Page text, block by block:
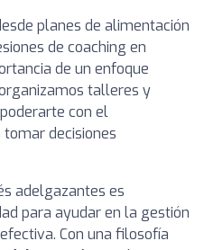
planes de alimentación
de coaching en
de un enfoque
talleres y
con el
decisiones
adelgazantes es
para ayudar en la gestión
Con una filosofía